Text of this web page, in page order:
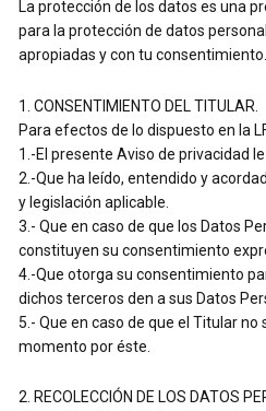
La protección de los datos es una
para la protección de datos
apropiadas y con tu consentimiento.
1. CONSENTIMIENTO DEL TITULAR.
Para efectos de lo dispuesto en la
1.-El presente Aviso de privacidad
2.-Que ha leído, entendido y
y legislación aplicable.
3.- Que en caso de que los Datos
constituyen su consentimiento
4.-Que otorga su consentimiento
dichos terceros den a sus Datos
5.- Que en caso de que el Titular
momento por éste.
2. RECOLECCIÓN DE LOS DATOS